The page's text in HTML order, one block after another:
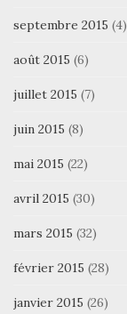
septembre 2015 (4)
août 2015 (6)
juillet 2015 (7)
juin 2015 (8)
mai 2015 (22)
avril 2015 (30)
mars 2015 (32)
février 2015 (28)
janvier 2015 (26)